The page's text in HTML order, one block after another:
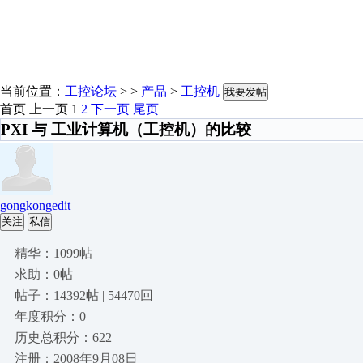
当前位置： 工控论坛 > > 产品 > 工控机 我要发帖
首页 上一页 1 2 下一页 尾页
PXI 与 工业计算机（工控机）的比较
gongkongedit
关注 私信
精华：1099帖
求助：0帖
帖子：14392帖 | 54470回
年度积分：0
历史总积分：622
注册：2008年9月08日